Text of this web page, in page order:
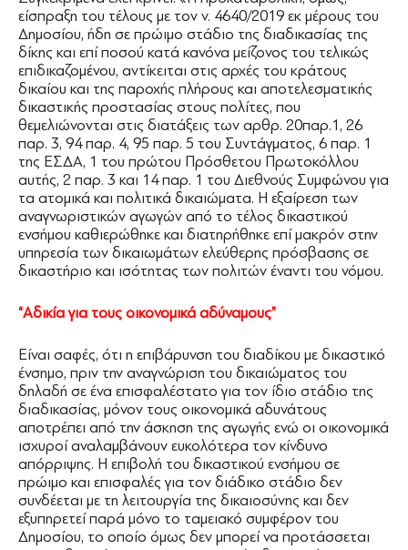
είσπραξη του τέλους με τον ν. 4640/2019 εκ μέρους του
Δημοσίου, ήδη σε πρώιμο στάδιο της διαδικασίας της
δίκης και επί ποσού κατά κανόνα μείζονος του τελικώς
επιδικαζομένου, αντίκειται στις αρχές του κράτους
δικαίου και της παροχής πλήρους και αποτελεσματικής
δικαστικής προστασίας στους πολίτες, που
θεμελιώνονται στις διατάξεις των αρθρ. 20παρ.1, 26
παρ. 3, 94 παρ. 4, 95 παρ. 5 του Συντάγματος, 6 παρ. 1
της ΕΣΔΑ, 1 του πρώτου Πρόσθετου Πρωτοκόλλου
αυτής, 2 παρ. 3 και 14 παρ. 1 του Διεθνούς Συμφώνου για
τα ατομικά και πολιτικά δικαιώματα. Η εξαίρεση των
αναγνωριστικών αγωγών από το τέλος δικαστικού
ενσήμου καθιερώθηκε και διατηρήθηκε επί μακρόν στην
υπηρεσία των δικαιωμάτων ελεύθερης πρόσβασης σε
δικαστήριο και ισότητας των πολιτών έναντι του νόμου.
“Αδικία για τους οικονομικά αδύναμους”
Είναι σαφές, ότι η επιβάρυνση του διαδίκου με δικαστικό
ένσημο, πριν την αναγνώριση του δικαιώματος του
δηλαδή σε ένα επισφαλέστατο για τον ίδιο στάδιο της
διαδικασίας, μόνον τους οικονομικά αδυνάτους
αποτρέπει από την άσκηση της αγωγής ενώ οι οικονομικά
ισχυροί αναλαμβάνουν ευκολότερα τον κίνδυνο
απόρριψης. Η επιβολή του δικαστικού ενσήμου σε
πρώιμο και επισφαλές για τον διάδικο στάδιο δεν
συνδέεται με τη λειτουργία της δικαιοσύνης και δεν
εξυπηρετεί παρά μόνο το ταμειακό συμφέρον του
Δημοσίου, το οποίο όμως δεν μπορεί να προτάσσεται